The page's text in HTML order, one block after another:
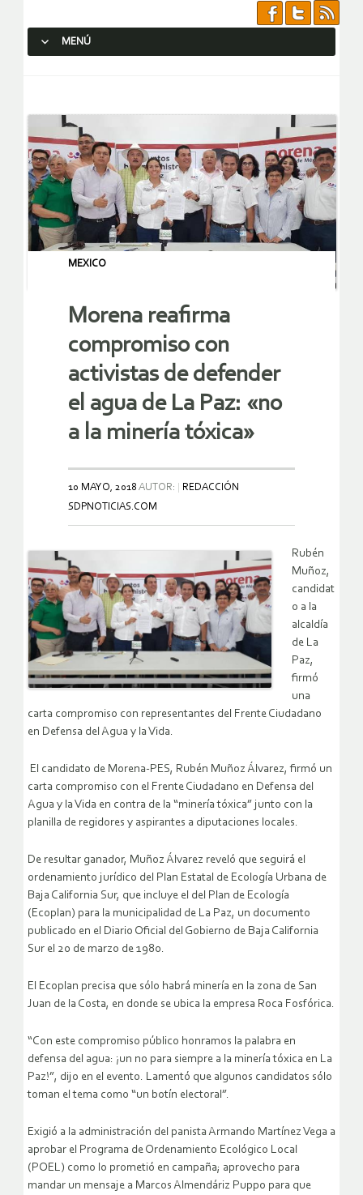
MENÚ
MEXICO
Morena reafirma
compromiso con
activistas de defender
el agua de La Paz: «no
a la minería tóxica»
10 MAYO, 2018 AUTOR:
REDACCIÓN
SDPNOTICIAS.COM
Rubén
Muñoz,
candidat
o a la
alcaldía
de La
Paz,
firmó
una
carta compromiso con representantes del Frente Ciudadano
en Defensa del Agua y la Vida.
El candidato de Morena-PES, Rubén Muñoz Álvarez, firmó un
carta compromiso con el Frente Ciudadano en Defensa del
Agua y la Vida en contra de la “minería tóxica” junto con la
planilla de regidores y aspirantes a diputaciones locales.
De resultar ganador, Muñoz Álvarez reveló que seguirá el
ordenamiento jurídico del Plan Estatal de Ecología Urbana de
Baja California Sur, que incluye el del Plan de Ecología
(Ecoplan) para la municipalidad de La Paz, un documento
publicado en el Diario Oficial del Gobierno de Baja California
Sur el 20 de marzo de 1980.
El Ecoplan precisa que sólo habrá minería en la zona de San
Juan de la Costa, en donde se ubica la empresa Roca Fosfórica.
“Con este compromiso público honramos la palabra en
defensa del agua: ¡un no para siempre a la minería tóxica en La
Paz!”, dijo en el evento. Lamentó que algunos candidatos sólo
toman el tema como “un botín electoral”.
Exigió a la administración del panista Armando Martínez Vega a
aprobar el Programa de Ordenamiento Ecológico Local
(POEL) como lo prometió en campaña; aprovecho para
mandar un mensaje a Marcos Almendáriz Puppo para que